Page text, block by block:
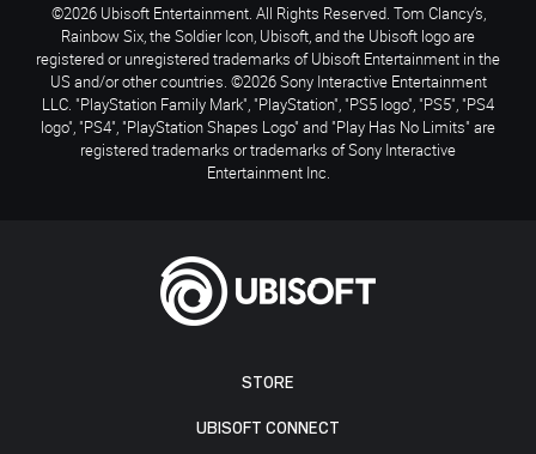
STORE
UBISOFT CONNECT
©2026 Ubisoft Entertainment. All Rights Reserved. Tom Clancy’s,
Rainbow Six, the Soldier Icon, Ubisoft, and the Ubisoft logo are
registered or unregistered trademarks of Ubisoft Entertainment in the
US and/or other countries. ©2026 Sony Interactive Entertainment
LLC. "PlayStation Family Mark", "PlayStation", "PS5 logo", "PS5", "PS4
logo", "PS4", "PlayStation Shapes Logo" and "Play Has No Limits" are
registered trademarks or trademarks of Sony Interactive
Entertainment Inc.